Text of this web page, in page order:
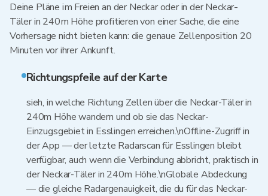
Deine Pläne im Freien an der Neckar oder in der Neckar-
Täler in 240m Höhe profitieren von einer Sache, die eine
Vorhersage nicht bieten kann: die genaue Zellenposition 20
Minuten vor ihrer Ankunft.
Richtungspfeile auf der Karte
sieh, in welche Richtung Zellen über die Neckar-Täler in
240m Höhe wandern und ob sie das Neckar-
Einzugsgebiet in Esslingen erreichen.\nOffline-Zugriff in
der App — der letzte Radarscan für Esslingen bleibt
verfügbar, auch wenn die Verbindung abbricht, praktisch in
der Neckar-Täler in 240m Höhe.\nGlobale Abdeckung
— die gleiche Radargenauigkeit, die du für das Neckar-